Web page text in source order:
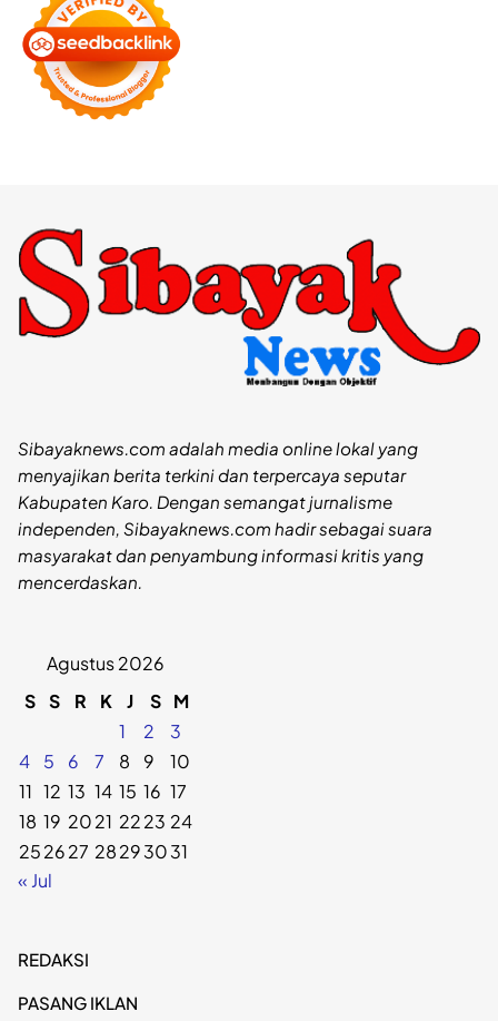
Sibayaknews.com adalah media online lokal yang
menyajikan berita terkini dan terpercaya seputar
Kabupaten Karo. Dengan semangat jurnalisme
independen, Sibayaknews.com hadir sebagai suara
masyarakat dan penyambung informasi kritis yang
mencerdaskan.
Agustus 2026
S S R K J S M
1
2
3
4
5 6 7 8 9
10
11 12 13 14 15 16 17
18 19 2021 2223 24
252627 28293031
« Jul
REDAKSI
PASANG IKLAN